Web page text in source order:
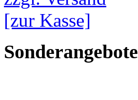
[zur Kasse]
Sonderangebote